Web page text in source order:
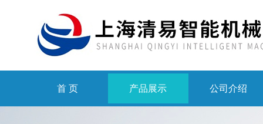
首 页 产品展示 公司介绍